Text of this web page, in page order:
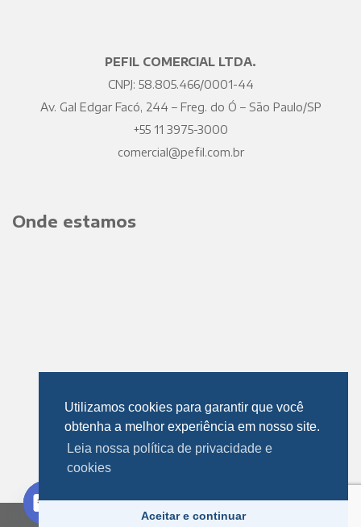
PEFIL COMERCIAL LTDA.
CNPJ: 58.805.466/0001-44
Av. Gal Edgar Facó, 244 – Freg. do Ó – São Paulo/SP
+55 11 3975-3000
comercial@pefil.com.br
Onde estamos
Copyright 2019 © PEFIL COMERCIAL LTDA.
Fale Conosco
Utilizamos cookies para garantir que você
obtenha a melhor experiência em nosso site.
Leia nossa política de privacidade e
cookies
Aceitar e continuar